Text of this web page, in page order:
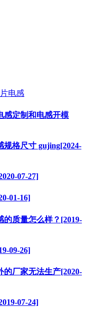
电感
感定制和电感开模
格尺寸 gujing[2024-
07-27]
01-16]
质量怎么样？[2019-
09-26]
厂家无法生产[2020-
07-24]